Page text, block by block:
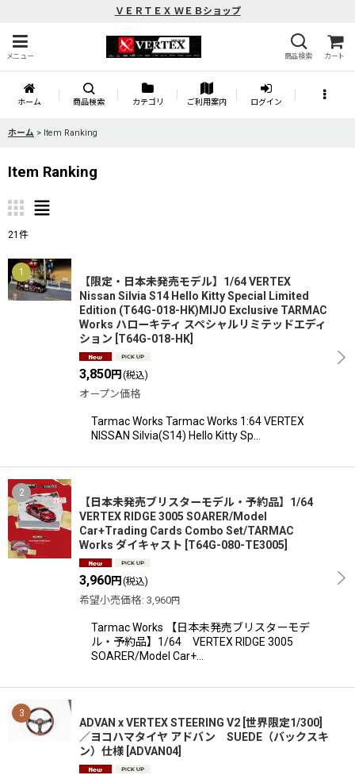
ＶＥＲＴＥＸ ＷＥＢショップ
メニュー 商品検索 カート
ホーム 商品検索 カテゴリ ご利用案内 ログイン
ホーム > Item Ranking
Item Ranking
21 件
1
【限定・日本未発売モデル】1/64 VERTEX
Nissan Silvia S14 Hello Kitty Special Limited
Edition (T64G-018-HK)MIJO Exclusive TARMAC
Works ハローキティ スペシャルリミテッドエディ
ション T64G-018-HK
3,850円 (税込)
オープン価格
Tarmac Works Tarmac Works 1:64 VERTEX
NISSAN Silvia(S14) Hello Kitty Sp…
2
【日本未発売ブリスターモデル・予約品】1/64
VERTEX RIDGE 3005 SOARER/Model
Car+Trading Cards Combo Set/TARMAC
Works ダイキャスト T64G-080-TE3005
3,960円 (税込)
希望小売価格: 3,960円
Tarmac Works 【日本未発売ブリスターモデ
ル・予約品】1/64 VERTEX RIDGE 3005
SOARER/Model Car+…
3
ADVAN x VERTEX STEERING V2 [世界限定1/300]
／ヨコハマタイヤ アドバン SUEDE（バックスキ
ン）仕様 ADVAN04